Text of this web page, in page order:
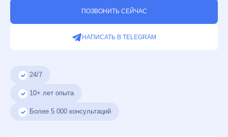
ПОЗВОНИТЬ СЕЙЧАС
НАПИСАТЬ В TELEGRAM
24/7
10+ лет опыта
Более 5 000 консультаций